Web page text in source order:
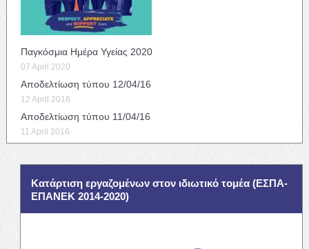
Παγκόσμια Ημέρα Υγείας 2020
07 April 2020
Αποδελτίωση τύπου 12/04/16
12 April 2016
Αποδελτίωση τύπου 11/04/16
11 April 2016
Κατάρτιση εργαζομένων στον ιδιωτικό τομέα (ΕΣΠΑ-
ΕΠΑΝΕΚ 2014-2020)